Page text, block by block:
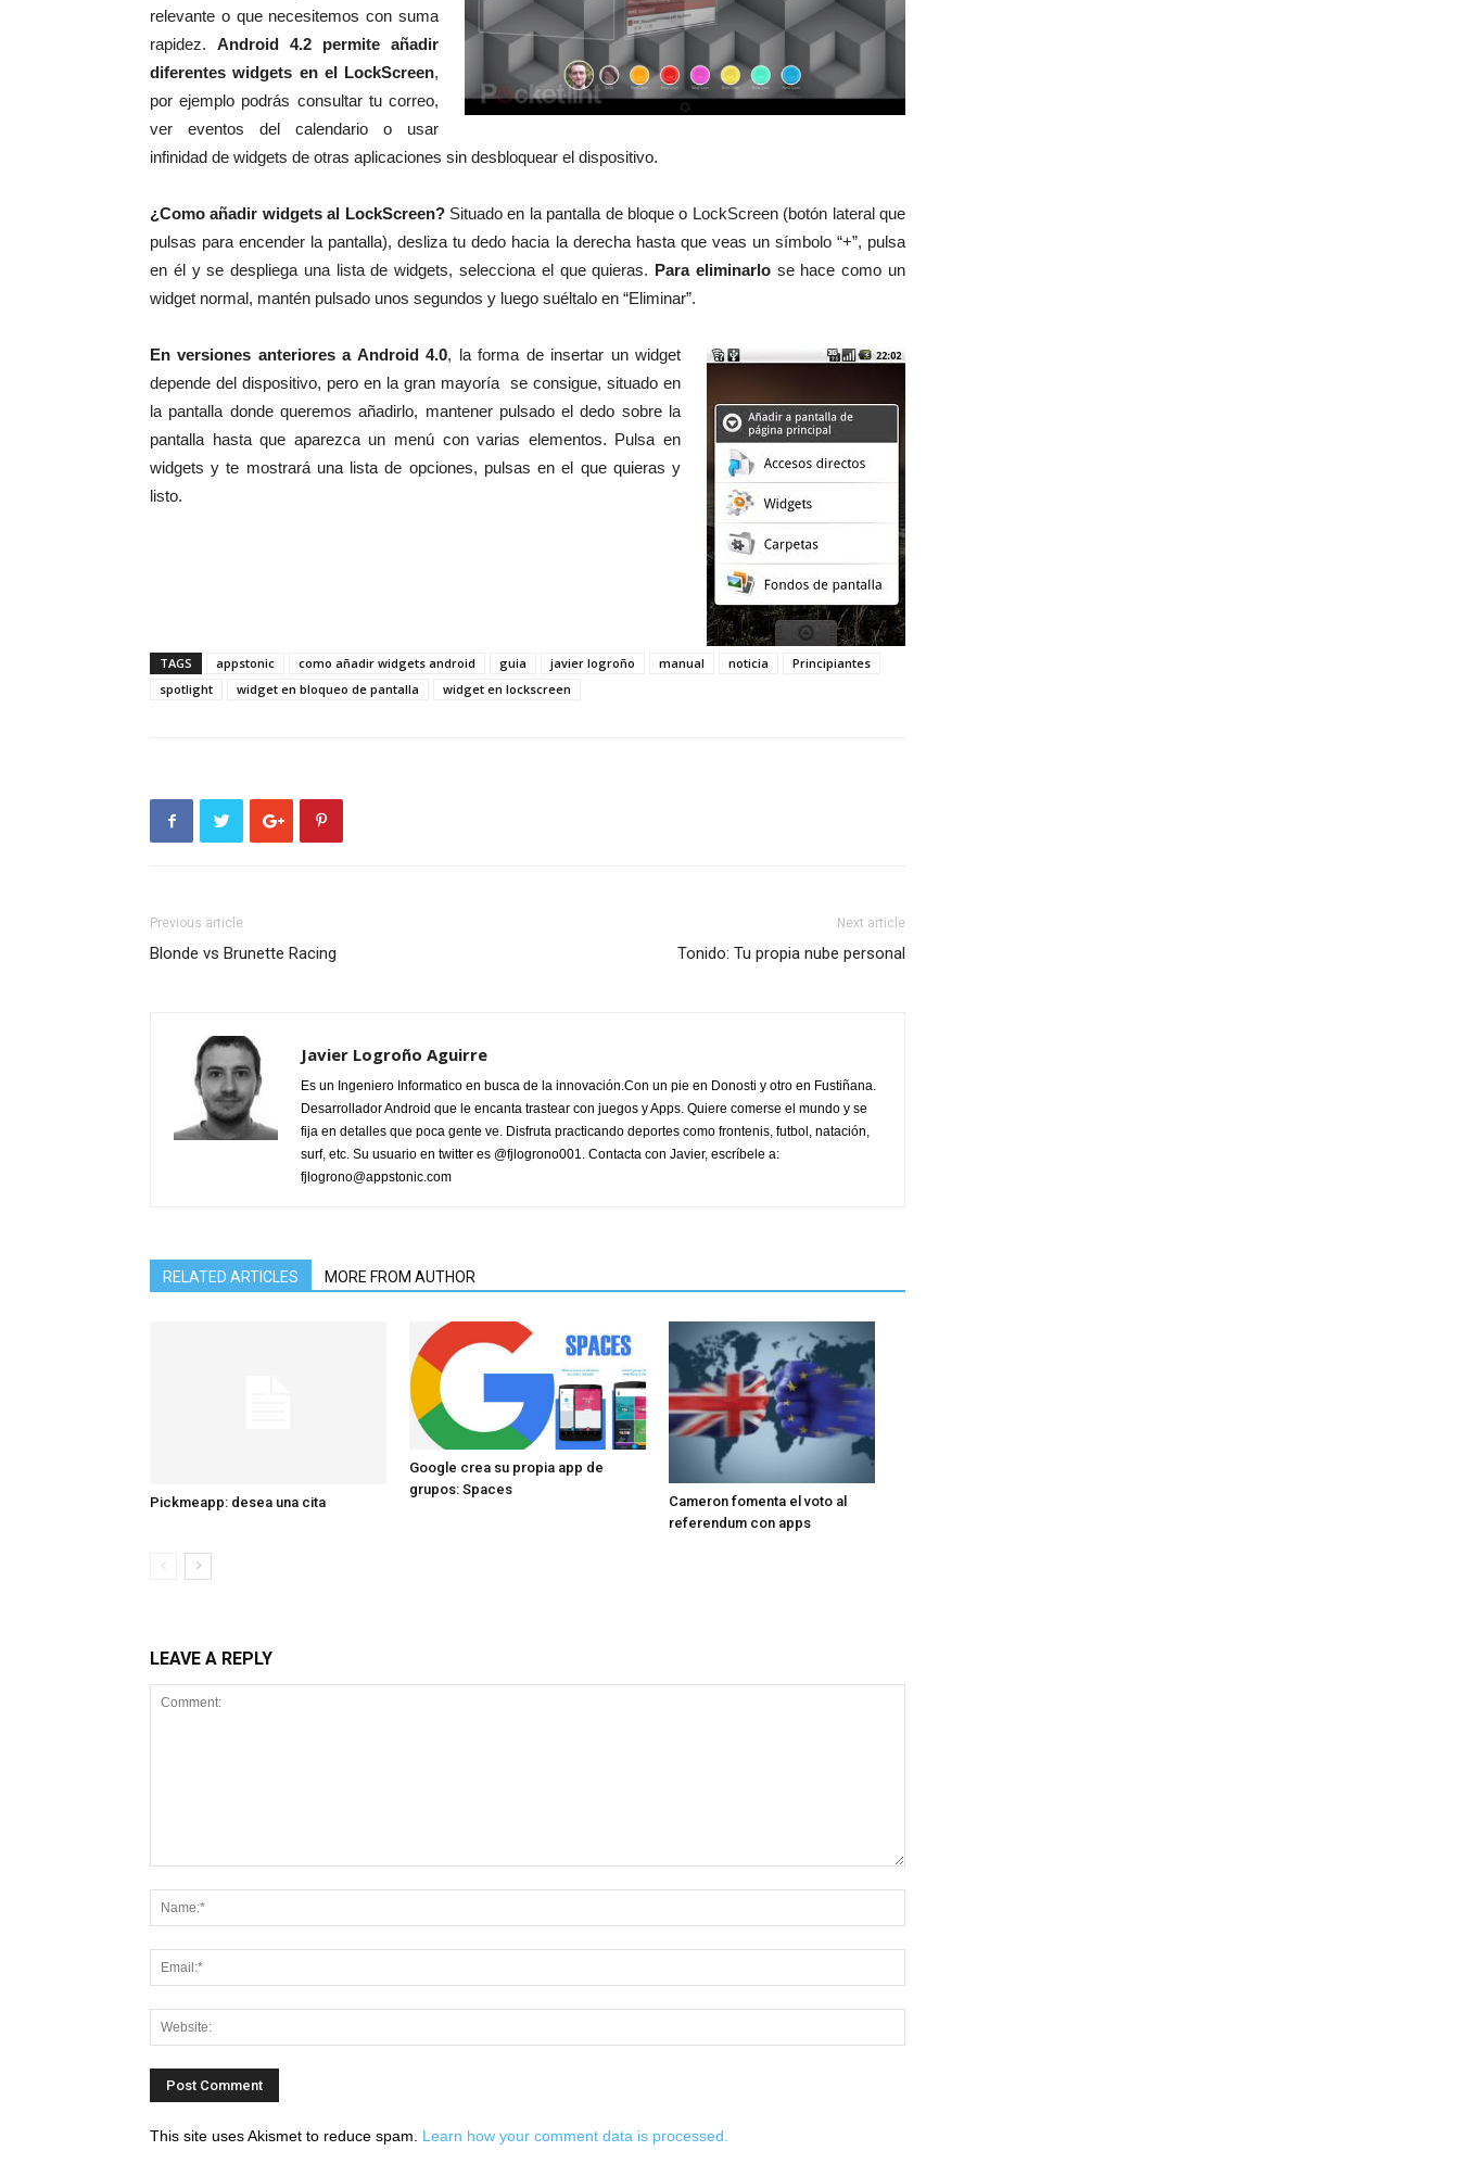
relevante o que necesitemos con suma
rapidez. Android 4.2 permite añadir
diferentes widgets en el LockScreen,
por ejemplo podrás consultar tu correo,
ver eventos del calendario o usar
infinidad de widgets de otras aplicaciones sin desbloquear el dispositivo.
¿Como añadir widgets al LockScreen?Situado en la pantalla de bloque o LockScreen (botón lateral que
pulsas para encender la pantalla), desliza tu dedo hacia la derecha hasta que veas un símbolo “+”, pulsa
en él y se despliega una lista de widgets, selecciona el que quieras. Para eliminarlose hace como un
widget normal, mantén pulsado unos segundos y luego suéltalo en “Eliminar”.
En versiones anteriores a Android 4.0, la forma de insertar un widget
depende del dispositivo, pero en la gran mayoría se consigue, situado en
la pantalla donde queremos añadirlo, mantener pulsado el dedo sobre la
pantalla hasta que aparezca un menú con varias elementos. Pulsa en
widgets y te mostrará una lista de opciones, pulsas en el que quieras y
listo.
TAGS appstonic como añadir widgets android guia javier logroño manual noticia
Principiantes
spotlight
widget en bloqueo de pantalla widget en lockscreen
Previous article
Blonde vs Brunette Racing
Next article
Tonido: Tu propia nube personal
Javier Logroño Aguirre
Es un Ingeniero Informatico en busca de la innovación.Con un pie en Donosti y otro en Fustiñana.
Desarrollador Android que le encanta trastear con juegos y Apps. Quiere comerse el mundo y se
fija en detalles que poca gente ve. Disfruta practicando deportes como frontenis, futbol, natación,
surf, etc. Su usuario en twitter es @fjlogrono001. Contacta con Javier, escríbele a:
fjlogrono@appstonic.com
RELATED ARTICLES MORE FROM AUTHOR
Pickmeapp: desea una cita
Google crea su propia app de
grupos: Spaces
Cameron fomenta el voto al
referendum con apps
LEAVE A REPLY
This site uses Akismet to reduce spam. Learn how your comment data is processed.